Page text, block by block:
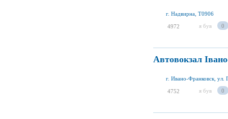
г. Надвирна, T0906
4972 я був 0
Автовокзал
г. Ивано-Франковск, ул.
4752 я був 0